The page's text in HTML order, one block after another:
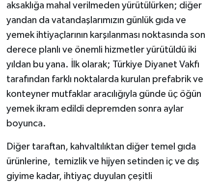
aksaklığa mahal verilmeden yürütülürken; diğer
yandan da vatandaşlarımızın günlük gıda ve
yemek ihtiyaçlarının karşılanması noktasında son
derece planlı ve önemli hizmetler yürütüldü iki
yıldan bu yana. İlk olarak; Türkiye Diyanet Vakfı
tarafından farklı noktalarda kurulan prefabrik ve
konteyner mutfaklar aracılığıyla günde üç öğün
yemek ikram edildi depremden sonra aylar
boyunca.
Diğer taraftan, kahvaltılıktan diğer temel gıda
ürünlerine, temizlik ve hijyen setinden iç ve dış
giyime kadar, ihtiyaç duyulan çeşitli